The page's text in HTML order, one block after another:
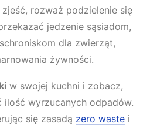
rozważ podzielenie się
jedzenie sąsiadom,
dla zwierząt,
żywności.
w swojej kuchni i zobacz,
ilość wyrzucanych odpadów.
się zasadą zero waste i